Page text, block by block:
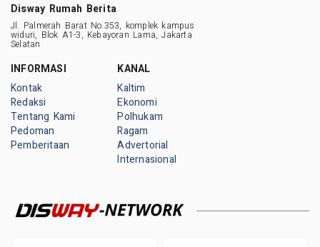
Disway Rumah Berita
Jl. Palmerah Barat No.353, komplek kampus
widuri, Blok A1-3, Kebayoran Lama, Jakarta
Selatan
INFORMASI
Kontak
Redaksi
Tentang Kami
Pedoman
Pemberitaan
KANAL
Kaltim
Ekonomi
Polhukam
Ragam
Advertorial
Internasional